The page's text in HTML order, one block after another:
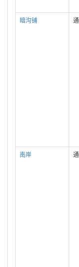
暗沟铺
南岸